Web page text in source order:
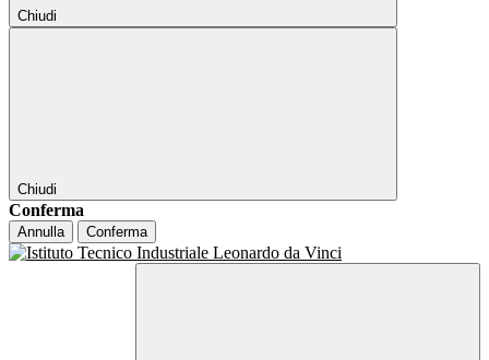
Chiudi
Chiudi
Conferma
Annulla Conferma